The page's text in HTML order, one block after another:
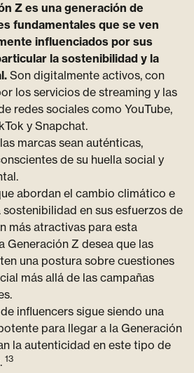
Z es una generación de
fundamentales que se ven
influenciados por sus
la sostenibilidad y la
Son digitalmente activos, con
los servicios de streaming y las
redes sociales como YouTube,
y Snapchat.
marcas sean auténticas,
de su huella social y
abordan el cambio climático e
en sus esfuerzos de
más atractivas para esta
Generación Z desea que las
una postura sobre cuestiones
más allá de las campañas
influencers sigue siendo una
para llegar a la Generación
la autenticidad en este tipo de
13